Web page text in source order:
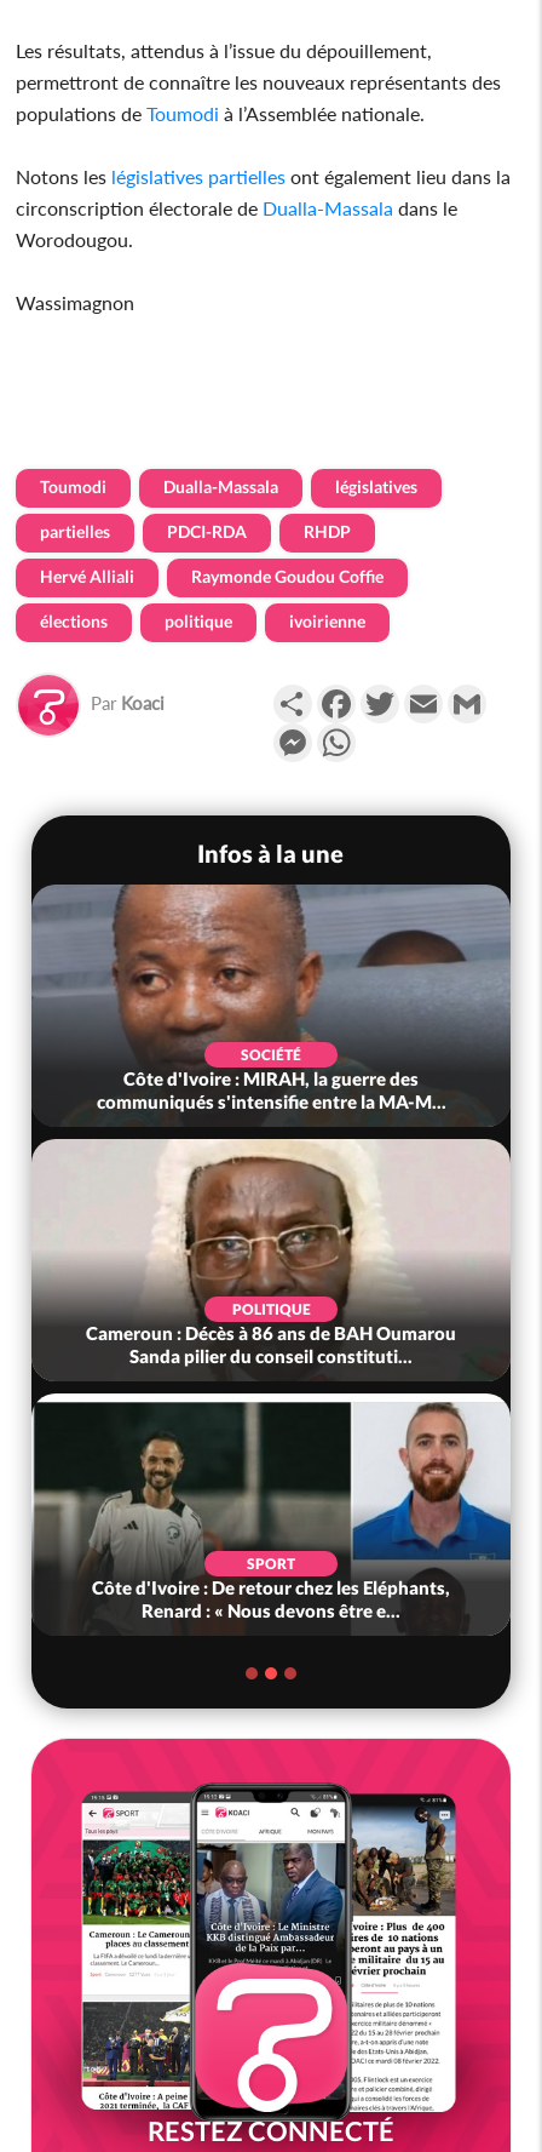
Les résultats, attendus à l’issue du dépouillement,
permettront de connaître les nouveaux représentants des
populations deToumodi à l’Assemblée nationale.
Notons les législatives partielles ont également lieu dans la
circonscription électorale de Dualla-Massala dans le
Worodougou.
Wassimagnon
Toumodi Dualla-Massala législatives
partielles PDCI-RDA RHDP
Hervé Alliali Raymonde Goudou Coffie
élections politique ivoirienne
Par Koaci PartagerFacebookTwitterEmail
Messenger
Infos à la une
SOCIÉTÉ
Côte d'Ivoire : MIRAH, la guerre des
communiqués s'intensifie entre la MA-M...
POLITIQUE
Cameroun : Décès à 86 ans de BAH Oumarou
Sanda pilier du conseil constituti...
SPORT
Côte d'Ivoire : De retour chez les Eléphants,
Renard : « Nous devons être e...
RESTEZ CONNECTÉ